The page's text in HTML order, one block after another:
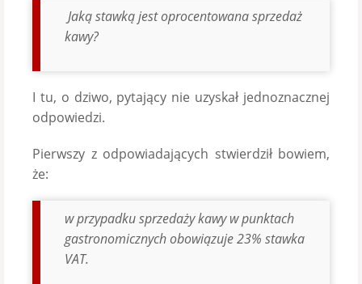
Jaką stawką jest oprocentowana sprzedaż
kawy?
I tu, o dziwo, pytający nie uzyskał jednoznacznej
odpowiedzi.
Pierwszy z odpowiadających stwierdził bowiem,
że:
w przypadku sprzedaży kawy w punktach
gastronomicznych obowiązuje 23% stawka
VAT.